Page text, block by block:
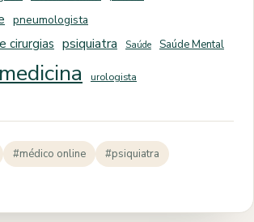
pneumologista
cirurgias psiquiatra Saúde Saúde Mental
urologista
#médico online
#psiquiatra